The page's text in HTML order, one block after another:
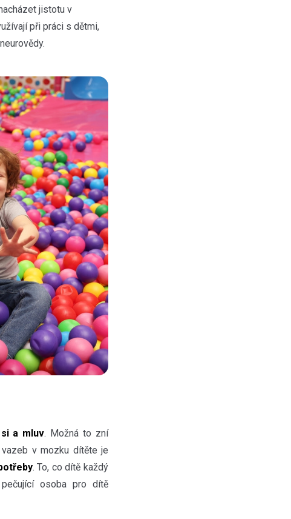
jistotu v
při práci s dětmi,
a mluv. Možná to zní
v mozku dítěte je
. To, co dítě každý
osoba pro dítě